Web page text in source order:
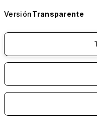
VersiónTransparente